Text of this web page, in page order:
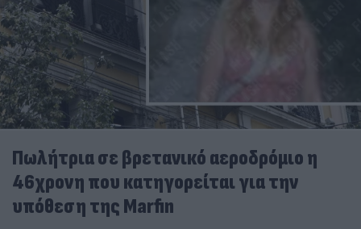
Πωλήτρια σε βρετανικό αεροδρόμιο η
46χρονη που κατηγορείται για την
υπόθεση της Marfin